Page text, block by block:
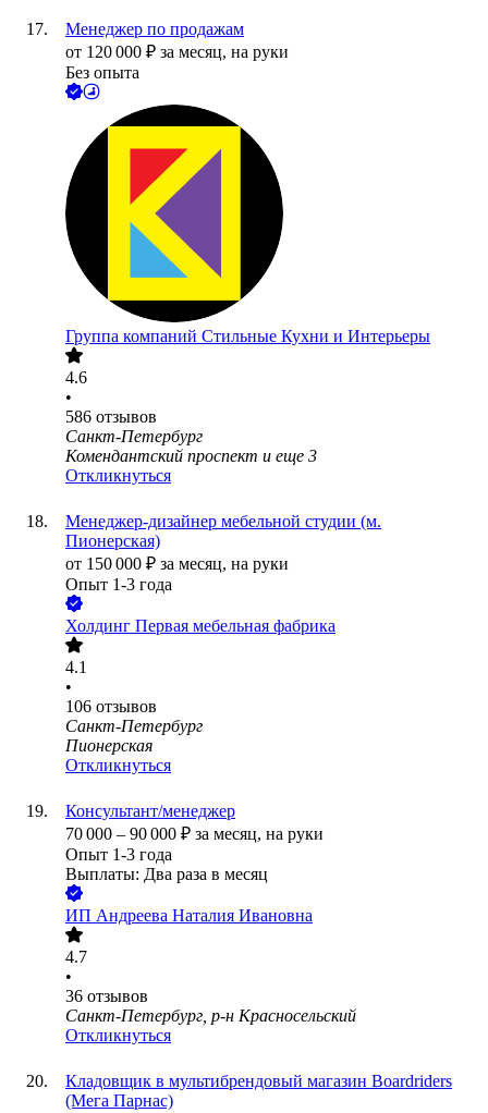
Менеджер по продажам
от 120 000 ₽ за месяц, на руки
Без опыта
Группа компаний Стильные Кухни и Интерьеры
4.6
•
586 отзывов
Санкт-Петербург
Комендантский проспект и еще 3
Откликнуться
Менеджер-дизайнер мебельной студии (м.
Пионерская)
от 150 000 ₽ за месяц, на руки
Опыт 1-3 года
Холдинг Первая мебельная фабрика
4.1
•
106 отзывов
Санкт-Петербург
Пионерская
Откликнуться
Консультант/менеджер
70 000 – 90 000 ₽ за месяц, на руки
Опыт 1-3 года
Выплаты: Два раза в месяц
ИП Андреева Наталия Ивановна
4.7
•
36 отзывов
Санкт-Петербург, р-н Красносельский
Откликнуться
Кладовщик в мультибрендовый магазин Boardriders
(Мега Парнас)